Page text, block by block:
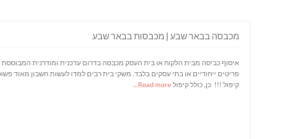
מכבסה בבאר שבע | מכבסות בבאר שבע
איסוף כביסה מבית הלקוח או בית העסק מכבסה בדרום עדכנית ומודרנית
קיפול !!! כן, כולל קיפול